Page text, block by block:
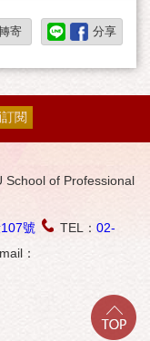
寄 分享
of Professional
號 TEL： 02-
：